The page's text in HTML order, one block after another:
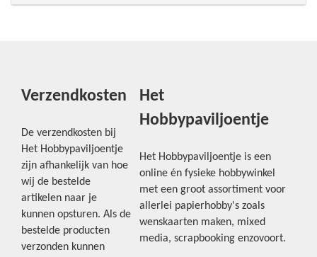
Verzendkosten
De verzendkosten bij
Het Hobbypaviljoentje
zijn afhankelijk van hoe
wij de bestelde
artikelen naar je
kunnen opsturen. Als de
bestelde producten
verzonden kunnen
Het
Hobbypaviljoentje
Het Hobbypaviljoentje is een
online én fysieke hobbywinkel
met een groot assortiment voor
allerlei papierhobby's zoals
wenskaarten maken, mixed
media, scrapbooking enzovoort.